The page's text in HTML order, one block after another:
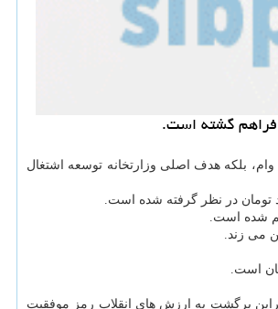
بلكه هدف اصلی وزارتخانه توسعه اشتغال
شده است.
می زند.
است.
برگشت به ارزش های انقلاب رمز موفقیت